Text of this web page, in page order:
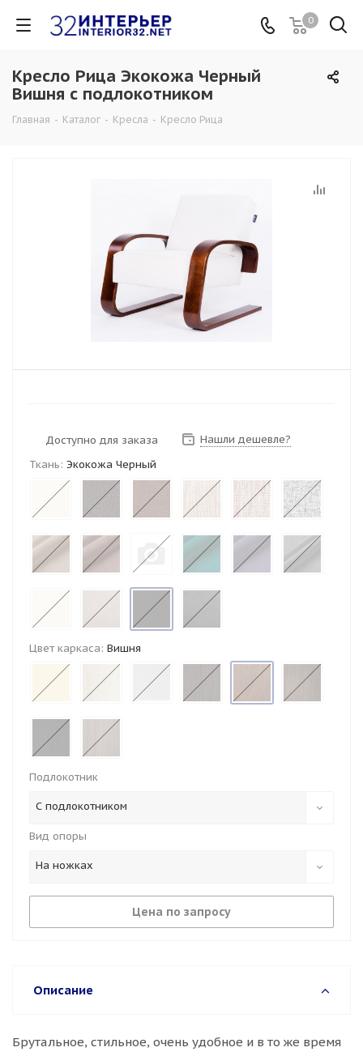
0
Кресло Рица Экокожа Черный
Вишня с подлокотником
Главная - Каталог - Кресла - Кресло Рица
Доступно для заказа
Нашли дешевле?
Ткань: Экокожа Черный
Цвет каркаса: Вишня
Подлокотник
С подлокотником
Вид опоры
На ножках
Цена по запросу
Описание
Брутальное, стильное, очень удобное и в то же время